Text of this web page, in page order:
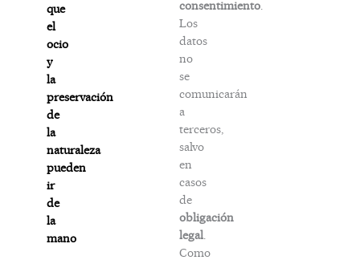
que
el
ocio
y
la
preservación
de
la
naturaleza
pueden
ir
de
la
mano
consentimiento.
Los
datos
no
se
comunicarán
a
terceros,
salvo
en
casos
de
obligación
legal.
Como